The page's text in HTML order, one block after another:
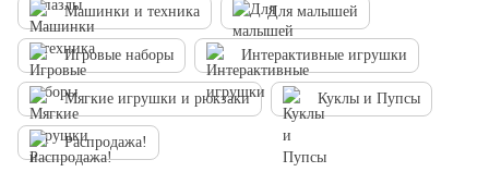
Машинки и техника Для малышей
Игровые наборы Интерактивные игрушки
Мягкие игрушки и рюкзаки Куклы и Пупсы
Распродажа!